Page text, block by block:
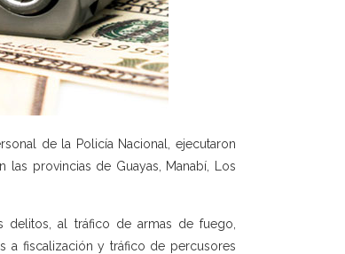
de la Policía Nacional, ejecutaron
provincias de Guayas, Manabí, Los
delitos, al tráfico de armas de fuego,
a fiscalización y tráfico de percusores